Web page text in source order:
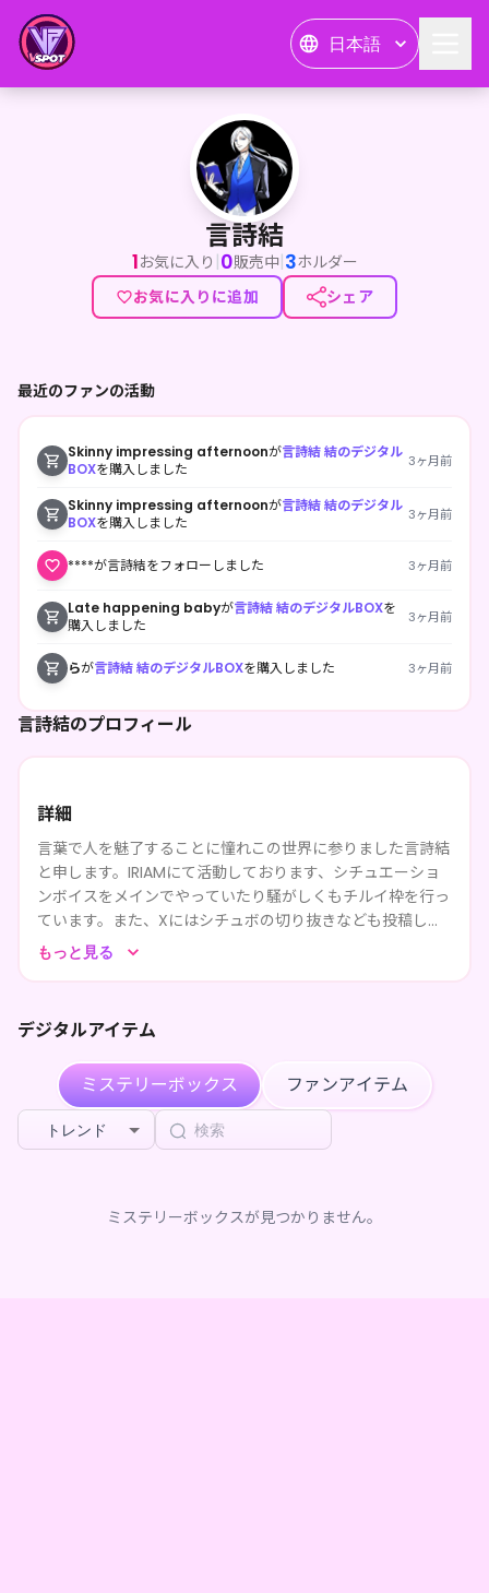
日本語
言詩結
<p>言葉で人を魅了することに憧れこの世界に参りました言
言詩結
1お気に入り |0販売中|3ホルダー
お気に入りに追加
シェア
言詩結のプロフィール
詳細
言葉で人を魅了することに憧れこの世界に参りました言詩結
と申します。IRIAMにて活動しております、シチュエーショ
ンボイスをメインでやっていたり騒がしくもチルイ枠を行っ
ています。また、Xにはシチュボの切り抜きなども投稿して
いますので気になった方は見てみたり運がいい時に枠に遊び
もっと見る
デジタルアイテム
ミステリーボックス ファンアイテム
トレンド
ミステリーボックスが見つかりません。
最近のファンの活動
Skinny impressing afternoonが言詩結 結のデジタル
BOXを購入しました 3ヶ月前
Skinny impressing afternoonが言詩結 結のデジタル
BOXを購入しました 3ヶ月前
****が言詩結をフォローしました 3ヶ月前
Late happening babyが言詩結 結のデジタルBOXを
購入しました
3ヶ月前
らが言詩結 結のデジタルBOXを購入しました 3ヶ月前